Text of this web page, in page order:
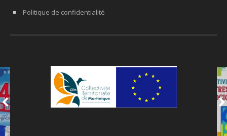
Politique de confidentialité